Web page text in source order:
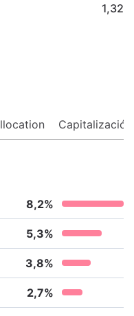
1,32
Capitalización
8,2%
5,3%
3,8%
2,7%